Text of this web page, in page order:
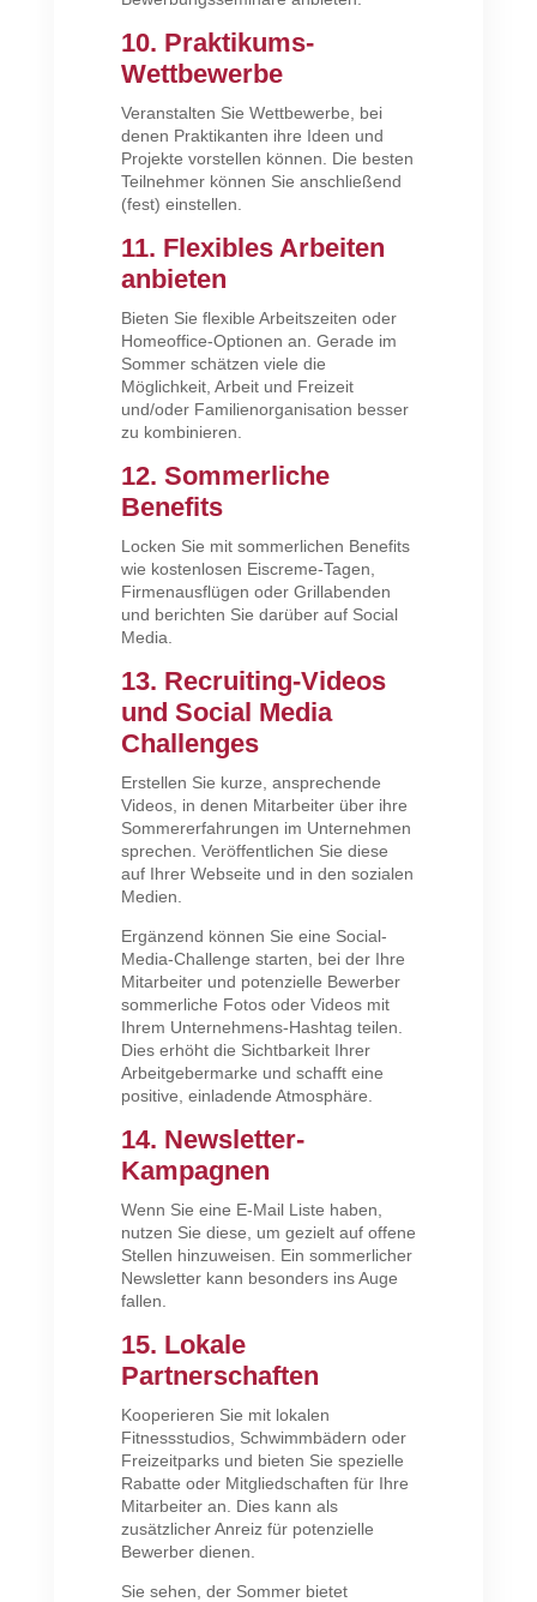
10. Praktikums-
Wettbewerbe
Veranstalten Sie Wettbewerbe, bei
denen Praktikanten ihre Ideen und
Projekte vorstellen können. Die besten
Teilnehmer können Sie anschließend
(fest) einstellen.
11. Flexibles Arbeiten
anbieten
Bieten Sie flexible Arbeitszeiten oder
Homeoffice-Optionen an. Gerade im
Sommer schätzen viele die
Möglichkeit, Arbeit und Freizeit
und/oder Familienorganisation besser
zu kombinieren.
12. Sommerliche
Benefits
Locken Sie mit sommerlichen Benefits
wie kostenlosen Eiscreme-Tagen,
Firmenausflügen oder Grillabenden
und berichten Sie darüber auf Social
Media.
13. Recruiting-Videos
und Social Media
Challenges
Erstellen Sie kurze, ansprechende
Videos, in denen Mitarbeiter über ihre
Sommererfahrungen im Unternehmen
sprechen. Veröffentlichen Sie diese
auf Ihrer Webseite und in den sozialen
Medien.
Ergänzend können Sie eine Social-
Media-Challenge starten, bei der Ihre
Mitarbeiter und potenzielle Bewerber
sommerliche Fotos oder Videos mit
Ihrem Unternehmens-Hashtag teilen.
Dies erhöht die Sichtbarkeit Ihrer
Arbeitgebermarke und schafft eine
positive, einladende Atmosphäre.
14. Newsletter-
Kampagnen
Wenn Sie eine E-Mail Liste haben,
nutzen Sie diese, um gezielt auf offene
Stellen hinzuweisen. Ein sommerlicher
Newsletter kann besonders ins Auge
fallen.
15. Lokale
Partnerschaften
Kooperieren Sie mit lokalen
Fitnessstudios, Schwimmbädern oder
Freizeitparks und bieten Sie spezielle
Rabatte oder Mitgliedschaften für Ihre
Mitarbeiter an. Dies kann als
zusätzlicher Anreiz für potenzielle
Bewerber dienen.
Sie sehen, der Sommer bietet